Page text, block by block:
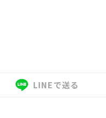
LINEで送る